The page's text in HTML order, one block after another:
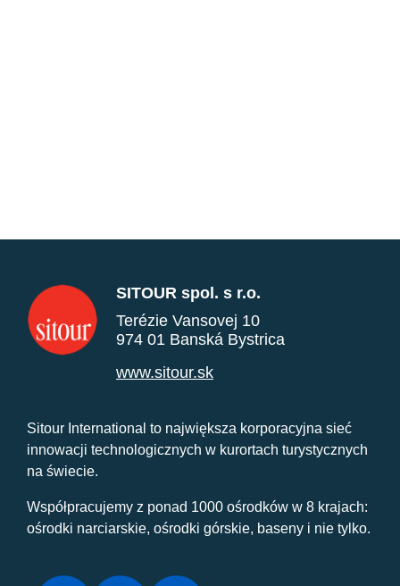
SITOUR spol. s r.o.
Terézie Vansovej 10
974 01 Banská Bystrica
www.sitour.sk
Sitour International to największa korporacyjna sieć
innowacji technologicznych w kurortach turystycznych
na świecie.
Współpracujemy z ponad 1000 ośrodków w 8 krajach:
ośrodki narciarskie, ośrodki górskie, baseny i nie tylko.